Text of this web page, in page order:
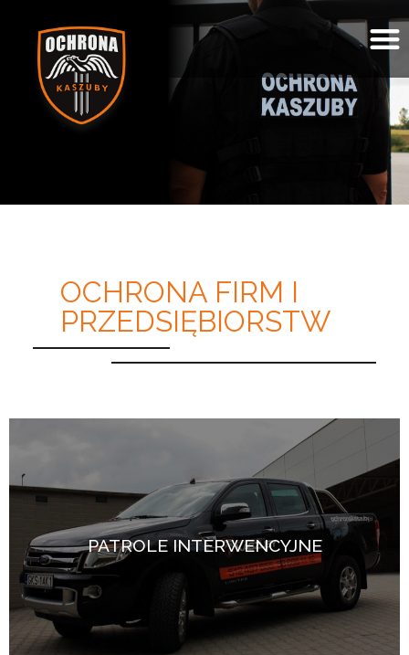
OCHRONA FIRM I
PRZEDSIĘBIORSTW
PATROLE INTERWENCYJNE